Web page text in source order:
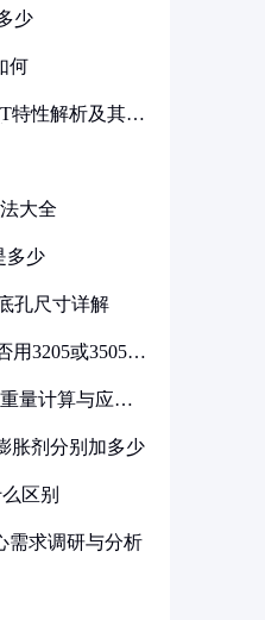
少
何
特性解析及其在
大全
多少
孔尺寸详解
用3205或3505代
量计算与应用
胀剂分别加多少
区别
需求调研与分析